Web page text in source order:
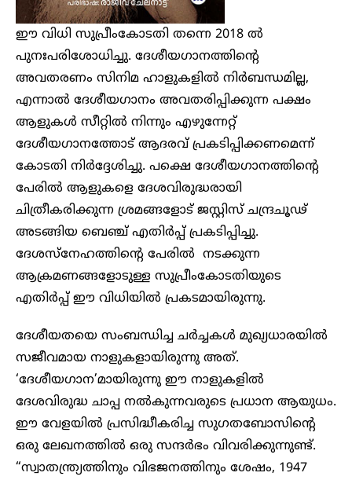
ഈ വിധി സുപ്രീംകോടതി തന്നെ 2018 ല്‍
പുനഃപരിശോധിച്ചു. ദേശീയഗാനത്തിന്റെ
അവതരണം സിനിമ ഹാളുകളില്‍ നിര്‍ബന്ധമില്ല,
എന്നാല്‍ ദേശീയഗാനം അവതരിപ്പിക്കുന്ന പക്ഷം
ആളുകള്‍ സീറ്റില്‍ നിന്നും എഴുന്നേറ്റ്
ദേശീയഗാനത്തോട് ആദരവ് പ്രകടിപ്പിക്കണമെന്ന്
കോടതി നിര്‍ദ്ദേശിച്ചു. പക്ഷെ ദേശീയഗാനത്തിന്റെ
പേരില്‍ ആളുകളെ ദേശവിരുദ്ധരായി
ചിത്രീകരിക്കുന്ന ശ്രമങ്ങളോട് ജസ്റ്റിസ് ചന്ദ്രചൂഢ്
അടങ്ങിയ ബെഞ്ച് എതിര്‍പ്പ് പ്രകടിപ്പിച്ചു.
ദേശസ്നേഹത്തിന്റെ പേരില്‍ നടക്കുന്ന
ആക്രമണങ്ങളോടുള്ള സുപ്രീംകോടതിയുടെ
എതിര്‍പ്പ് ഈ വിധിയില്‍ പ്രകടമായിരുന്നു.
ദേശീയതയെ സംബന്ധിച്ച ചര്‍ച്ചകള്‍ മുഖ്യധാരയില്‍
സജീവമായ നാളുകളായിരുന്നു അത്.
‘ദേശീയഗാന’മായിരുന്നു ഈ നാളുകളില്‍
ദേശവിരുദ്ധ ചാപ്പ നല്‍കുന്നവരുടെ പ്രധാന ആയുധം.
ഈ വേളയില്‍ പ്രസിദ്ധീകരിച്ച സുഗതബോസിന്റെ
ഒരു ലേഖനത്തില്‍ ഒരു സന്ദര്‍ഭം വിവരിക്കുന്നുണ്ട്.
“സ്വാതന്ത്ര്യത്തിനും വിഭജനത്തിനും ശേഷം, 1947